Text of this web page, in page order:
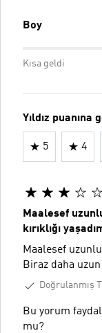
Boy
Kısa geldi
Yıldız
5 4
Maalesef
kırıklığı
Maalesef
Biraz daha
Doğrulanmış
Bu yorum
mu?